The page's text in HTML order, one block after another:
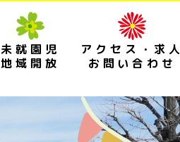
未就園児
地域開放
アクセス・求人
お問い合わせ